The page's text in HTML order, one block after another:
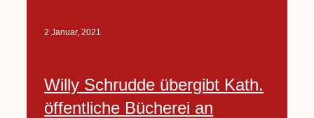
2 Januar, 2021
Willy Schrudde übergibt Kath.
öffentliche Bücherei an